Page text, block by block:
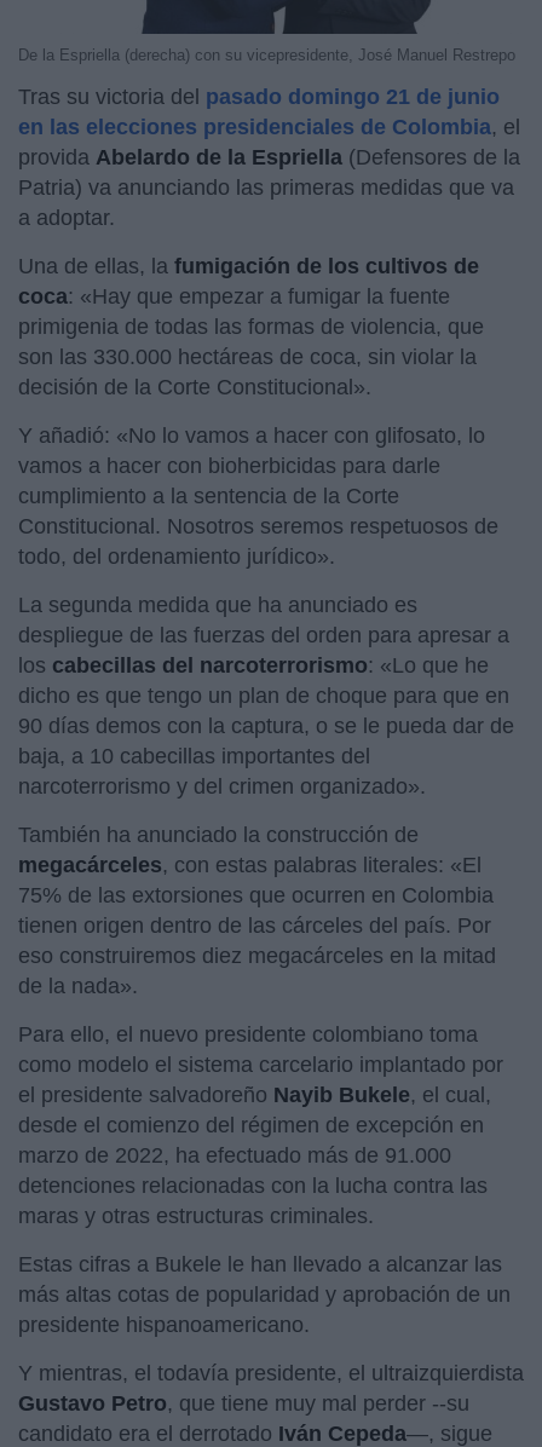
De la Espriella (derecha) con su vicepresidente, José Manuel Restrepo
Tras su victoria del pasado domingo 21 de junio
en las elecciones presidenciales de Colombia, el
provida Abelardo de la Espriella (Defensores de la
Patria) va anunciando las primeras medidas que va
a adoptar.
Una de ellas, la fumigación de los cultivos de
coca: «Hay que empezar a fumigar la fuente
primigenia de todas las formas de violencia, que
son las 330.000 hectáreas de coca, sin violar la
decisión de la Corte Constitucional».
Y añadió: «No lo vamos a hacer con glifosato, lo
vamos a hacer con bioherbicidas para darle
cumplimiento a la sentencia de la Corte
Constitucional. Nosotros seremos respetuosos de
todo, del ordenamiento jurídico».
La segunda medida que ha anunciado es
despliegue de las fuerzas del orden para apresar a
los cabecillas del narcoterrorismo: «Lo que he
dicho es que tengo un plan de choque para que en
90 días demos con la captura, o se le pueda dar de
baja, a 10 cabecillas importantes del
narcoterrorismo y del crimen organizado».
También ha anunciado la construcción de
megacárceles, con estas palabras literales: «El
75% de las extorsiones que ocurren en Colombia
tienen origen dentro de las cárceles del país. Por
eso construiremos diez megacárceles en la mitad
de la nada».
Para ello, el nuevo presidente colombiano toma
como modelo el sistema carcelario implantado por
el presidente salvadoreño Nayib Bukele, el cual,
desde el comienzo del régimen de excepción en
marzo de 2022, ha efectuado más de 91.000
detenciones relacionadas con la lucha contra las
maras y otras estructuras criminales.
Estas cifras a Bukele le han llevado a alcanzar las
más altas cotas de popularidad y aprobación de un
presidente hispanoamericano.
Y mientras, el todavía presidente, el ultraizquierdista
Gustavo Petro, que tiene muy mal perder --su
candidato era el derrotado Iván Cepeda—, sigue